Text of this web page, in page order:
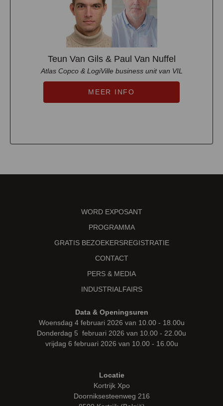
Teun Van Gils & Paul Van Nuffel
Atlas Copco & LogiVille business unit van VIL
MEER INFO
WORD EXPOSANT
PROGRAMMA
GRATIS BEZOEKERSREGISTRATIE
CONTACT
PERS & MEDIA
INDUSTRIALFAIRS
Data & Openingsuren
Woensdag 4 februari 2026 van 10.00 - 18.00u
Donderdag 5 februari 2026 van 10.00 - 22.00u
vrijdag 6 februari 2026 van 10.00 - 16.00u
Locatie
Kortrijk Xpo
Doorniksesteenweg 216